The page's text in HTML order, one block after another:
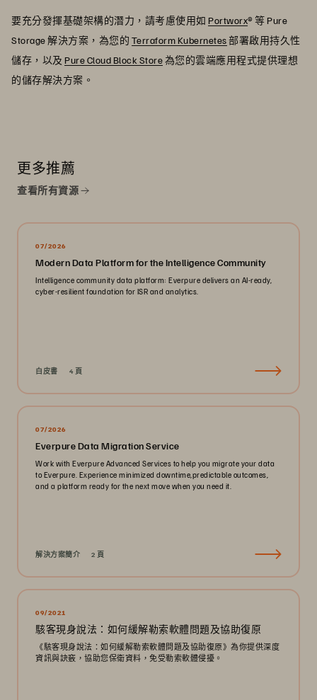
要充分發揮基礎架構的潛力，請考慮使用如 Portworx® 等 Pure
Storage 解決方案，為您的 Terraform Kubernetes部署啟用持久性
儲存，以及 Pure Cloud Block Store為您的雲端應用程式提供理想
的儲存解決方案。
更多推薦
查看所有資源
07/2026
Modern Data Platform for the Intelligence Community
Intelligence community data platform: Everpure delivers an AI-ready,
cyber-resilient foundation for ISR and analytics.
白皮書 4 頁
07/2026
Everpure Data Migration Service
Work with Everpure Advanced Services to help you migrate your data
to Everpure. Experience minimized downtime,predictable outcomes,
and a platform ready for the next move when you need it.
解決方案簡介 2 頁
09/2021
駭客現身說法：如何緩解勒索軟體問題及協助復原
《駭客現身說法：如何緩解勒索軟體問題及協助復原》為你提供深度
資訊與訣竅，協助您保衛資料，免受勒索軟體侵擾。